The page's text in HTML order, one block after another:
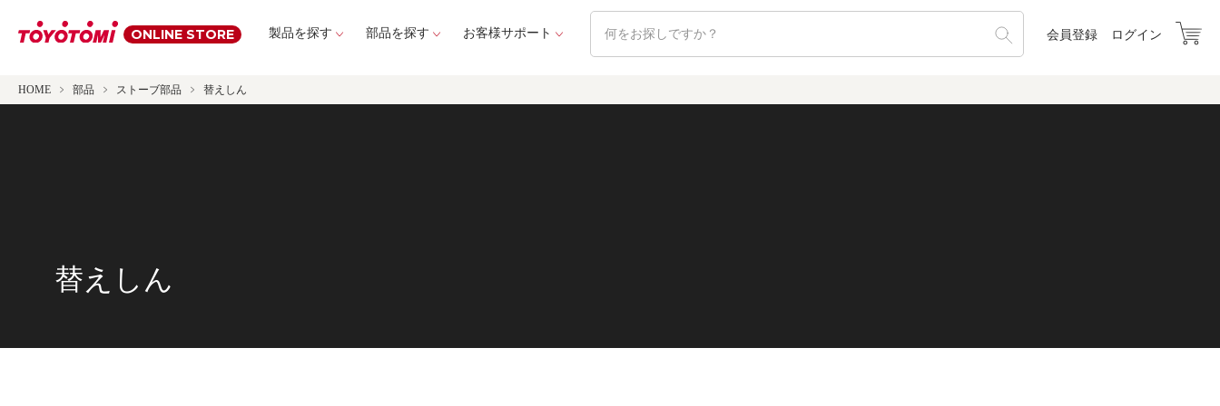
ONLINE STORE 製品を探す 部品を探す お客様サポート 会員登録 ログイン
HOME 部品 ストーブ部品 替えしん
替えしん